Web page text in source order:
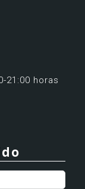
21:00 horas